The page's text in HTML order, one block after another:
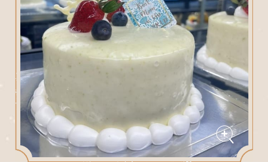
活動餐會
最新消息
聯絡我們